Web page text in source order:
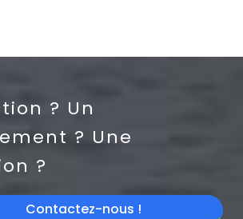
? Un
? Une
?
Contactez-nous !